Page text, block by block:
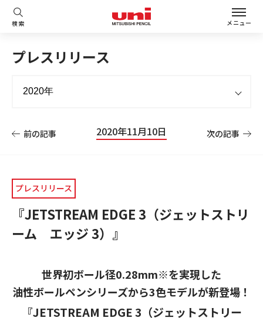
検索 メニュー
プレスリリース
前の記事 2020年11月10日 次の記事
プレスリリース
『JETSTREAM EDGE 3（ジェットストリ
ーム エッジ 3）』
世界初ボール径0.28mm※を実現した
油性ボールペンシリーズから3色モデルが新登場！
『JETSTREAM EDGE 3（ジェットストリー